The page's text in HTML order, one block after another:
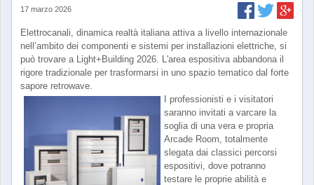
17 marzo 2026
Elettrocanali, dinamica realtà italiana attiva a livello internazionale
nell’ambito dei componenti e sistemi per installazioni elettriche, si
può trovare a Light+Building 2026. L'area espositiva abbandona il
rigore tradizionale per trasformarsi in uno spazio tematico dal forte
sapore retrowave.
I professionisti e i visitatori
saranno invitati a varcare la
soglia di una vera e propria
Arcade Room, totalmente
slegata dai classici percorsi
espositivi, dove potranno
testare le proprie abilità e